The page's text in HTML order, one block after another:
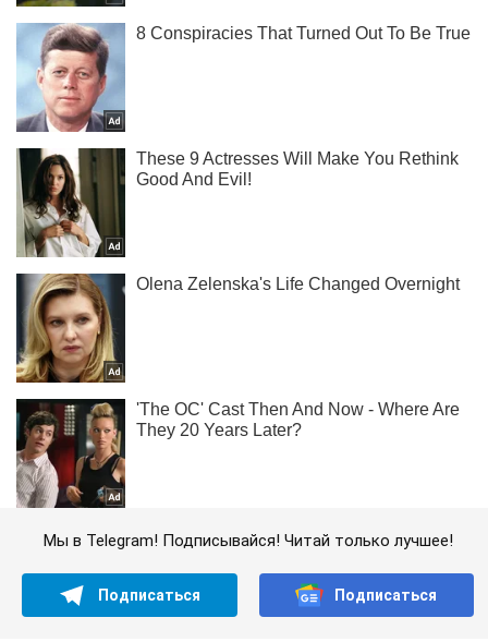
Мы в Telegram! Подписывайся! Читай только лучшее!
Подписаться Подписаться